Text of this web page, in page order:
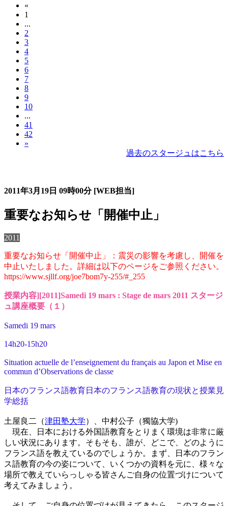
«
1
...
2
3
4
5
6
7
8
9
10
...
41
42
»
過去のスタージュはこちら
2011年3月19日 09時00分 [WEB担当]
重要なお知らせ「開催中止」
2011
重要なお知らせ「開催中止」：震災の影響を考慮し、開催を
中止いたしました。詳細は以下のページをご参照ください。
https://www.sjllf.org/joe7bom7y-255/#_255
授業内容][2011]Samedi 19 mars : Stage de mars 2011 スタージ
ュ講座概要（１）
Samedi 19 mars
14h20-15h20
Situation actuelle de l’enseignement du français au Japon et Mise en
commun d’Observations de classe
日本のフランス語教育日本のフランス語教育の現状と授業見
学総括
土屋良二（津田塾大学）、中村公子（獨協大学)
現在、日本における外国語教育をとりまく環境は非常に厳
しい状況にあります。そもそも、誰が、どこで、どのように
フランス語を教えているのでしょうか。まず、日本のフラン
ス語教育の今の姿について、いくつかの資料を元に、様々な
場所で教えていらっしゃる皆さんご自身の位置づけについて
考えてみましょう。